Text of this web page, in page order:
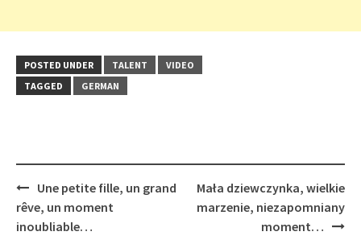
POSTED UNDER TALENT
VIDEO
TAGGED
GERMAN
Post
navigation
Une petite fille, un grand
rêve, un moment
inoubliable…
Mała dziewczynka, wielkie
marzenie, niezapomniany
moment…